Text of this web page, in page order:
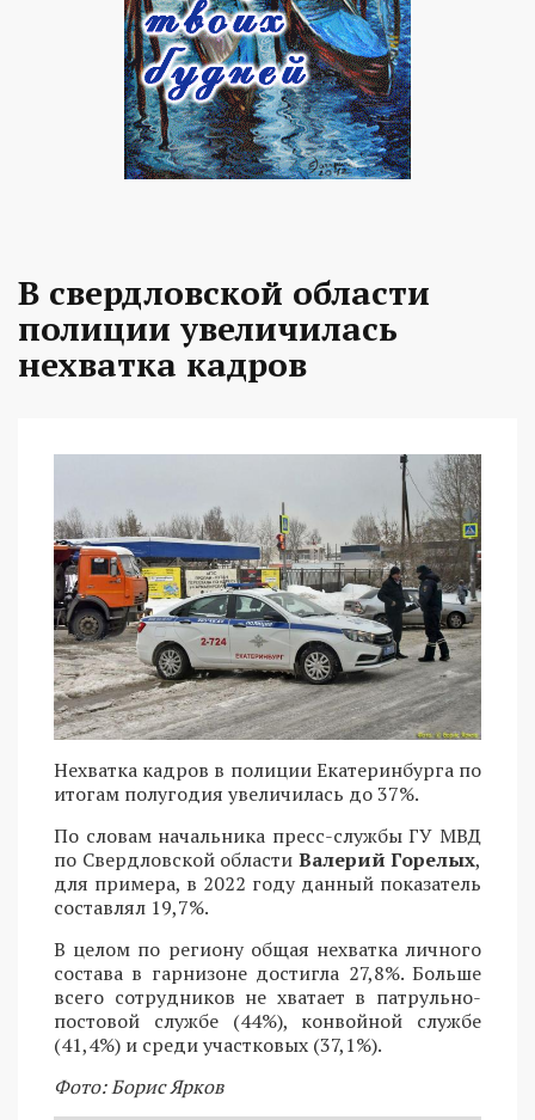
В свердловской области
полиции увеличилась
нехватка кадров
Нехватка кадров в полиции Екатеринбурга по
итогам полугодия увеличилась до 37%.
По словам начальника пресс-службы ГУ МВД
по Свердловской области Валерий Горелых,
для примера, в 2022 году данный показатель
составлял 19,7%.
В целом по региону общая нехватка личного
состава в гарнизоне достигла 27,8%. Больше
всего сотрудников не хватает в патрульно-
постовой службе (44%), конвойной службе
(41,4%) и среди участковых (37,1%).
Фото: Борис Ярков